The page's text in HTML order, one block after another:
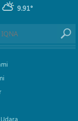
9.91°